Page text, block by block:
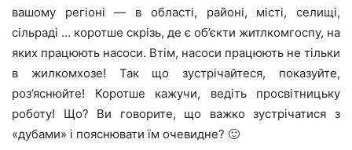
вашому регіоні — в області, районі, місті, селищі,
сільраді … коротше скрізь, де є об’єкти житлкомгоспу, на
яких працюють насоси. Втім, насоси працюють не тільки
в жилкомхозе! Так що зустрічайтеся, показуйте,
роз’яснюйте! Коротше кажучи, ведіть просвітницьку
роботу! Що? Ви говорите, що важко зустрічатися з
«дубами» і пояснювати їм очевидне? 🙂